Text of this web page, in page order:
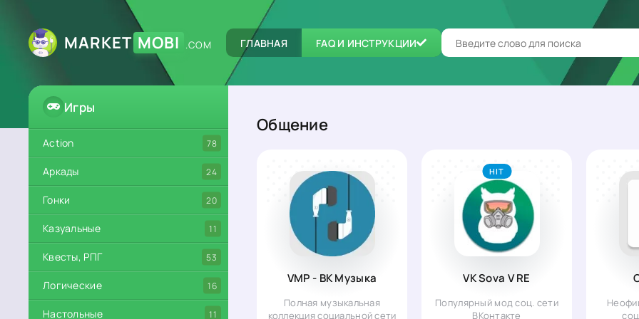
MARKET MOBI .COM ГЛАВНАЯ FAQ И ИНСТРУКЦИИ
Игры
Action 78
Аркады 24
Гонки 20
Казуальные 11
Квесты, РПГ 53
Логические 16
Настольные 11
Общение
VMP - ВК Музыка
Полная музыкальная
коллекция социальной сети
VK Sova V RE
Популярный мод соц. сети
ВКонтакте
HIT